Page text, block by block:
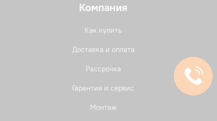
Компания
Как купить
Доставка и оплата
Рассрочка
Гарантия и сервис
Монтаж